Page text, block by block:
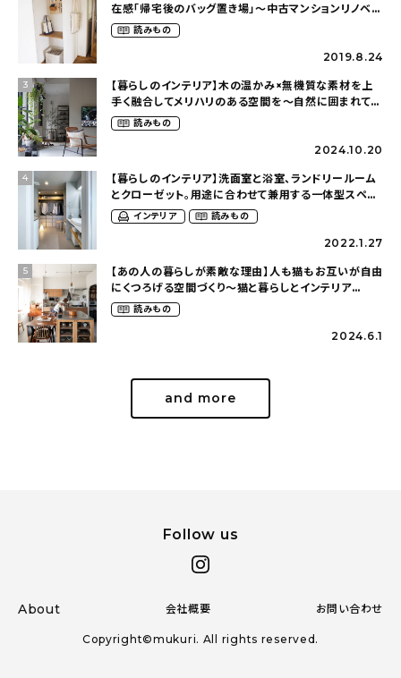
在感「帰宅後のバッグ置き場」～中古マンションリノベー
ションで叶えたコダワリの暮らし（cocoyuko___さ
ん）
読みもの
2019.8.24
3
【暮らしのインテリア】木の温かみ×無機質な素材を上
手く融合してメリハリのある空間を〜自然に囲まれて暮
らす（ki_no_ieさん）
読みもの
2024.10.20
4
【暮らしのインテリア】洗面室と浴室、ランドリールーム
とクローゼット。用途に合わせて兼用する一体型スペー
ス〜仕切りのないゆるく繋がったおうち（olney.03さ
ん）
インテリア 読みもの
2022.1.27
5
【あの人の暮らしが素敵な理由】人も猫もお互いが自由
にくつろげる空間づくり〜猫と暮らしとインテリア
（wakuwaku_chikuwa_chanさん）
読みもの
2024.6.1
and more
Follow us
About 会社概要 お問い合わせ
Copyright©mukuri. All rights reserved.